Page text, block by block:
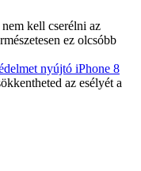
kell cserélni az
ez olcsóbb
nyújtó iPhone 8
az esélyét a